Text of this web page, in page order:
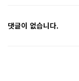
댓글이 없습니다.